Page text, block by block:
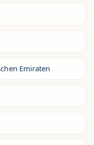
Emiraten